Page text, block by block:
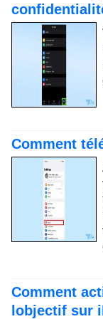
Comment
Comment
lobjectif sur